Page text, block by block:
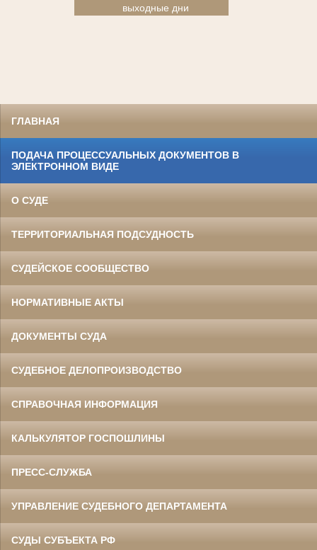
выходные дни
ГЛАВНАЯ
ПОДАЧА ПРОЦЕССУАЛЬНЫХ ДОКУМЕНТОВ В
ЭЛЕКТРОННОМ ВИДЕ
О СУДЕ
ТЕРРИТОРИАЛЬНАЯ ПОДСУДНОСТЬ
СУДЕЙСКОЕ СООБЩЕСТВО
НОРМАТИВНЫЕ АКТЫ
ДОКУМЕНТЫ СУДА
СУДЕБНОЕ ДЕЛОПРОИЗВОДСТВО
СПРАВОЧНАЯ ИНФОРМАЦИЯ
КАЛЬКУЛЯТОР ГОСПОШЛИНЫ
ПРЕСС-СЛУЖБА
УПРАВЛЕНИЕ СУДЕБНОГО ДЕПАРТАМЕНТА
СУДЫ СУБЪЕКТА РФ